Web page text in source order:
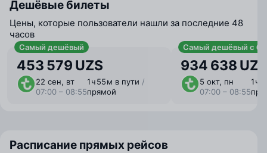
Дешёвые билеты
Цены, которые пользователи нашли за последние 48
часов
Самый дешёвый
453 579 UZS
22 сен, вт
07:00 – 08:55
1 ⁠ч 55 ⁠м в пути /
прямой
Самый дешёвый с
934 638 UZS
5 окт, пн
07:00 – 08:55
1 ⁠ч
Расписание прямых рейсов